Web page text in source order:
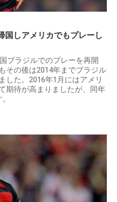
国しアメリカでもプレーし
ブラジルでのプレーを再開
その後は2014年までブラジル
した。2016年1月にはアメリ
期待が高まりましたが、同年